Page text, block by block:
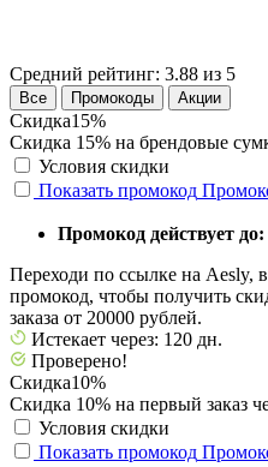
Средний рейтинг: 3.88 из 5
Все Промокоды Акции
Скидка15%
Скидка 15% на брендовые
Условия скидки
Показать промокод
Промокод действует до:
Переходи по ссылке на Aesly,
промокод, чтобы получить
заказа от 20000 рублей.
Истекает через: 120 дн.
Проверено!
Скидка10%
Скидка 10% на первый заказ
Условия скидки
Показать промокод